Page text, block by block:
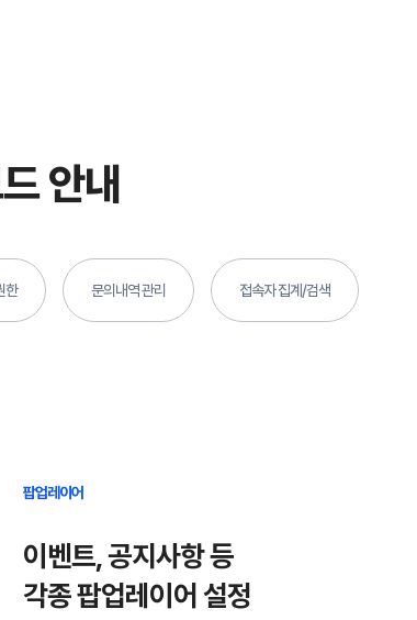
안내
한 문의내역 관리 접속자 집계/검색
팝업레이어
이벤트, 공지사항 등
각종 팝업레이어 설정